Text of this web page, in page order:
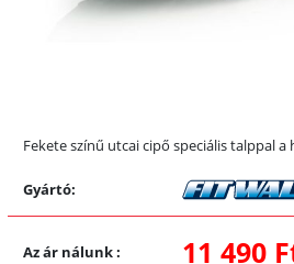
Fekete színű utcai cipő speciális talppal
Gyártó:
Az ár nálunk: 11 490